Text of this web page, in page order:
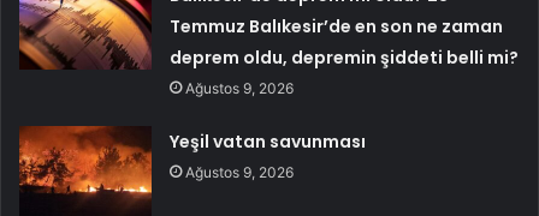
Temmuz Balıkesir’de en son ne zaman
deprem oldu, depremin şiddeti belli mi?
Ağustos 9, 2026
Yeşil vatan savunması
Ağustos 9, 2026